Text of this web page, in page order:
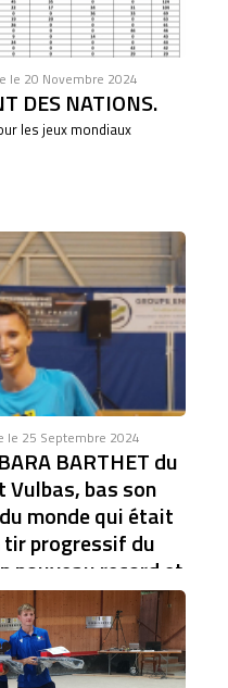
le 20 Novembre 2024
DES NATIONS.
les jeux mondiaux
le 25 Septembre 2024
BARTHET du
Vulbas, bas son
monde qui était
progressif du
nouveau record et
la coupe d'Europe
féminin.
TIR PROGRESSIF AVEC
du club de Saint Vulbas,